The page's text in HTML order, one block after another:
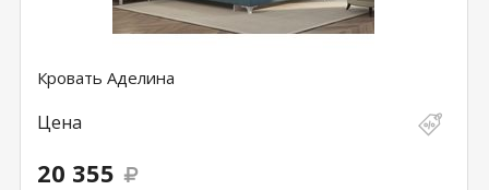
Кровать Аделина
Цена
20 355